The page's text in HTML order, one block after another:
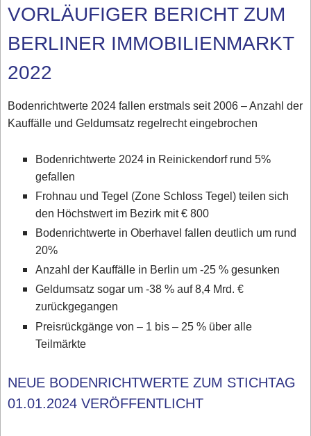
VORLÄUFIGER BERICHT ZUM
BERLINER IMMOBILIENMARKT
2022
Bodenrichtwerte 2024 fallen erstmals seit 2006 – Anzahl der
Kauffälle und Geldumsatz regelrecht eingebrochen
Bodenrichtwerte 2024 in Reinickendorf rund 5%
gefallen
Frohnau und Tegel (Zone Schloss Tegel) teilen sich
den Höchstwert im Bezirk mit € 800
Bodenrichtwerte in Oberhavel fallen deutlich um rund
20%
Anzahl der Kauffälle in Berlin um -25 % gesunken
Geldumsatz sogar um -38 % auf 8,4 Mrd. €
zurückgegangen
Preisrückgänge von – 1 bis – 25 % über alle
Teilmärkte
NEUE BODENRICHTWERTE ZUM STICHTAG
01.01.2024 VERÖFFENTLICHT